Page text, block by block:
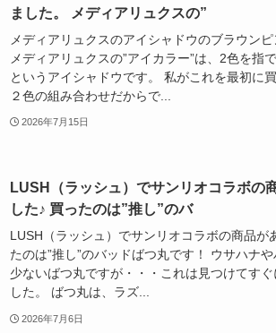
ました。 メディアリュクスの”
メディアリュクスのアイシャドウのブラウン
メディアリュクスの”アイカラー”は、2色を指
というアイシャドウです。 私がこれを最初に
２色の組み合わせだからで...
2026年7月15日
LUSH（ラッシュ）でサンリオコラボの
した♪ 買ったのは”推し”のバ
LUSH（ラッシュ）でサンリオコラボの商品が
たのは”推し”のバッドばつ丸です！ ウサハナ
少ないばつ丸ですが・・・これは見つけてす
した。 ばつ丸は、ラズ...
2026年7月6日